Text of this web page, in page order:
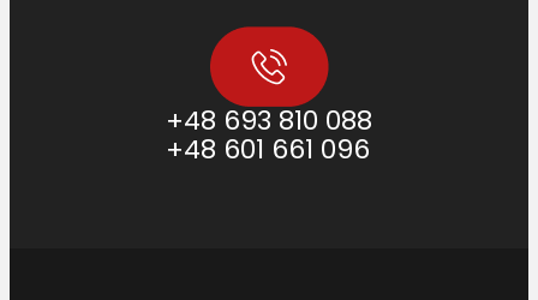
+48 693 810 088
+48 601 661 096